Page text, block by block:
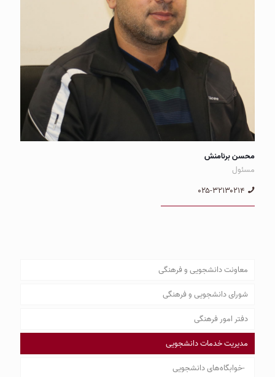
محسن برنامنش
مسئول
۰۲۵-۳۲۱۳۰۲۱۴
معاونت دانشجویی و فرهنگی
شورای دانشجویی و فرهنگی
دفتر امور فرهنگی
انجمن‌های علمی
مجله دانشجویی دانش‌ پژوهان
مدیریت خدمات دانشجویی
خوابگاه‌های دانشجویی